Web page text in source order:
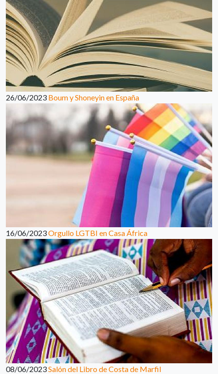
26/06/2023 Boum y Shoneyin en España
16/06/2023Orgullo LGTBI en Casa África
08/06/2023Salón del Libro de Costa de Marfil